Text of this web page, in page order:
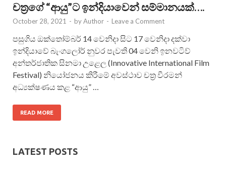
චත්‍රගේ “ආයු”ට ඉන්දියාවෙන් සම්මානයක්….
October 28, 2021 - byAuthor - Leave a Comment
පසුගිය ඔක්තෝම්බර් 14 වෙනිදා සිට 17 වෙනිදා දක්වා
ඉන්දියාවේ බැංගලෝර් නුවර පැවති 04 වෙනි ඉනවටිව්
අන්තර්ජාතික සිනමා උළෙල (Innovative International Film
Festival) නියෝජනය කිරීමේ අවස්ථාව චත්‍ර වීරමන්
අධ්‍යක්ෂණය කළ “ආයු” …
READ MORE
LATEST POSTS